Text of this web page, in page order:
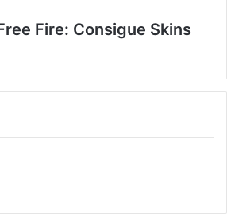
Fire: Consigue Skins